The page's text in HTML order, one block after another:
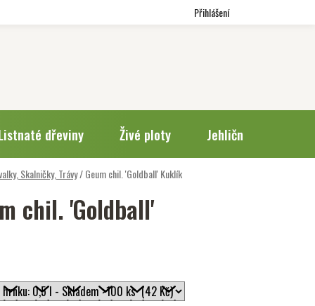
Přihlášení
dřeviny Živé ploty Jehličnany
Skalničky, Trávy/Geum chil. 'Goldball'Kuklík
chil. 'Goldball'